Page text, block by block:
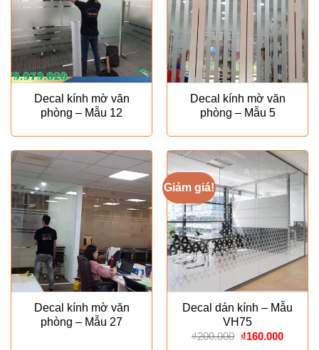
Decal kính mờ văn
phòng – Mẫu 12
Decal kính mờ văn
phòng – Mẫu 5
Decal kính mờ văn
phòng – Mẫu 27
Giảm giá!
Decal dán kính – Mẫu
VH75
₫200.000 Giá
₫160.000Giá